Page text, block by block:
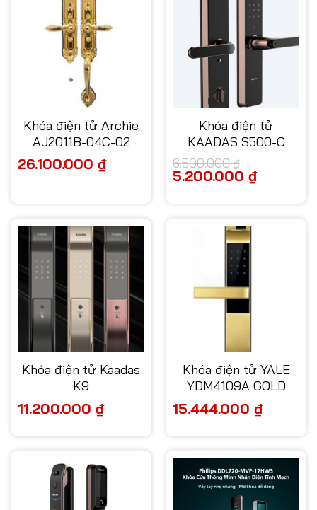
Khóa điện tử Archie
AJ2011B-04C-02
26.100.000 ₫
Khóa điện tử
KAADAS S500-C
6.500.000₫
Giá
gốc
5.200.000 ₫Giá
hiện
Khóa điện tử Kaadas
K9
11.200.000 ₫
Khóa điện tử YALE
YDM4109A GOLD
15.444.000 ₫